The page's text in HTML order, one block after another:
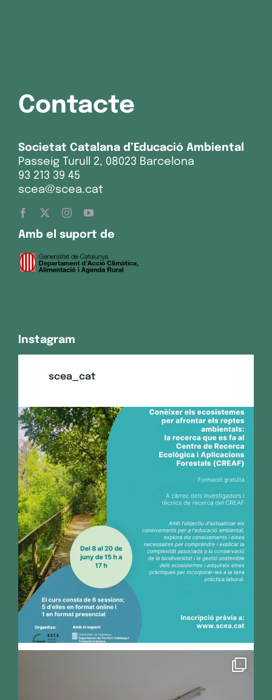
Contacte
Societat Catalana d’Educació Ambiental
Passeig Turull 2, 08023 Barcelona
93 213 39 45
scea@scea.cat
Amb el suport de
Instagram
scea_cat